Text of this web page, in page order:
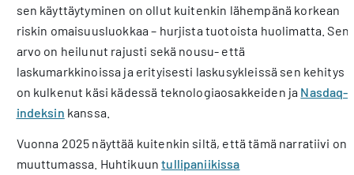
sen käyttäytyminen on ollut kuitenkin lähempänä korkean
riskin omaisuusluokkaa – hurjista tuotoista huolimatta. Sen
arvo on heilunut rajusti sekä nousu- että
laskumarkkinoissa ja erityisesti laskusykleissä sen kehitys
on kulkenut käsi kädessä teknologiaosakkeiden ja Nasdaq-
indeksin kanssa.
Vuonna 2025 näyttää kuitenkin siltä, että tämä narratiivi on
muuttumassa. Huhtikuuntullipaniikissa